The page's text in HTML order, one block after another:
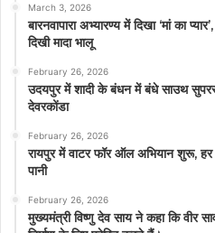
March 3, 2026
बारनवापारा अभ्यारण्य में दिखा ‘मां का
दिखी मादा भालू
February 26, 2026
उदयपुर में शादी के बंधन में बंधे साउथ
देवरकोंडा
February 26, 2026
रायपुर में वाटर फॉर ऑल अभियान शुरू,
पानी
February 26, 2026
मुख्यमंत्री विष्णु देव साय ने कहा कि वीर